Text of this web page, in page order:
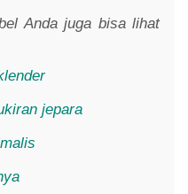
Anda juga bisa lihat
jepara